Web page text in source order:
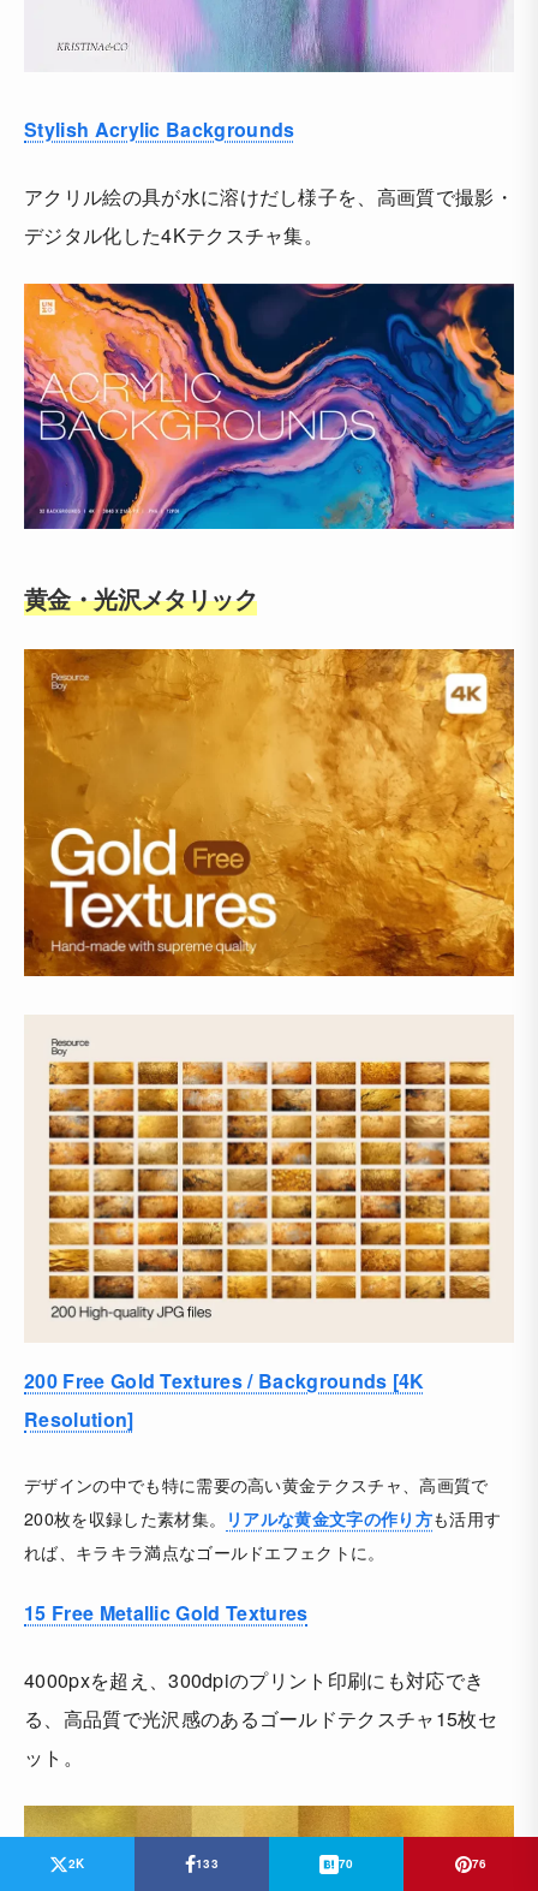
Stylish Acrylic Backgrounds
アクリル絵の具が水に溶けだし様子を、高画質で撮影・
デジタル化した4Kテクスチャ集。
黄金・光沢メタリック
200 Free Gold Textures / Backgrounds [4K
Resolution]
デザインの中でも特に需要の高い黄金テクスチャ、高画質で
200枚を収録した素材集。
リアルな黄金文字の作り方も活用す
れば、キラキラ満点なゴールドエフェクトに。
15 Free Metallic Gold Textures
4000pxを超え、300dpiのプリント印刷にも対応でき
る、高品質で光沢感のあるゴールドテクスチャ15枚セ
ット。
2K 133 70 76